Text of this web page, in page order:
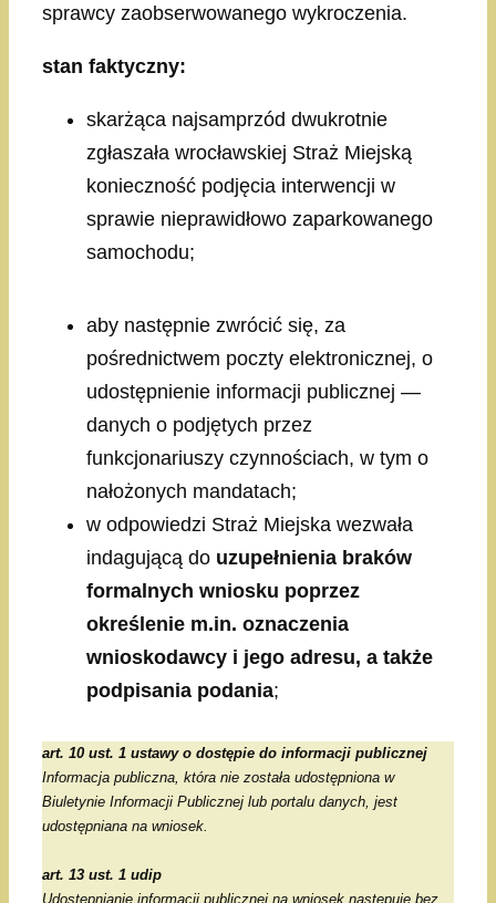
sprawcy zaobserwowanego wykroczenia.
stan faktyczny:
skarżąca najsamprzód dwukrotnie
zgłaszała wrocławskiej Straż Miejską
konieczność podjęcia interwencji w
sprawie nieprawidłowo zaparkowanego
samochodu;
aby następnie zwrócić się, za
pośrednictwem poczty elektronicznej, o
udostępnienie informacji publicznej —
danych o podjętych przez
funkcjonariuszy czynnościach, w tym o
nałożonych mandatach;
w odpowiedzi Straż Miejska wezwała
indagującą do uzupełnienia braków
formalnych wniosku poprzez
określenie m.in. oznaczenia
wnioskodawcy i jego adresu, a także
podpisania podania;
art. 10 ust. 1 ustawy o dostępie do informacji publicznej
Informacja publiczna, która nie została udostępniona w
Biuletynie Informacji Publicznej lub portalu danych, jest
udostępniana na wniosek.
art. 13 ust. 1 udip
Udostępnianie informacji publicznej na wniosek następuje bez